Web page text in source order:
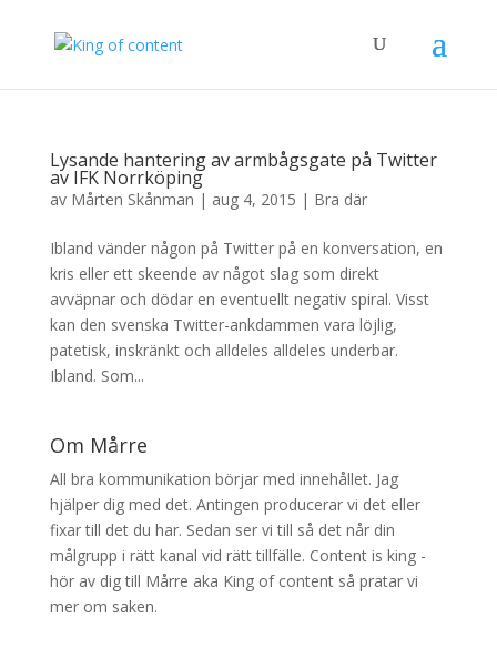
Lysande hantering av armbågsgate på Twitter
av IFK Norrköping
av Mårten Skånman | aug 4, 2015 | Bra där
Ibland vänder någon på Twitter på en konversation, en
kris eller ett skeende av något slag som direkt
avväpnar och dödar en eventuellt negativ spiral. Visst
kan den svenska Twitter-ankdammen vara löjlig,
patetisk, inskränkt och alldeles alldeles underbar.
Ibland. Som...
Om Mårre
All bra kommunikation börjar med innehållet. Jag
hjälper dig med det. Antingen producerar vi det eller
fixar till det du har. Sedan ser vi till så det når din
målgrupp i rätt kanal vid rätt tillfälle. Content is king -
hör av dig till Mårre aka King of content så pratar vi
mer om saken.